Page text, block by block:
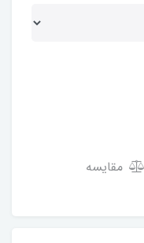
مقایسه